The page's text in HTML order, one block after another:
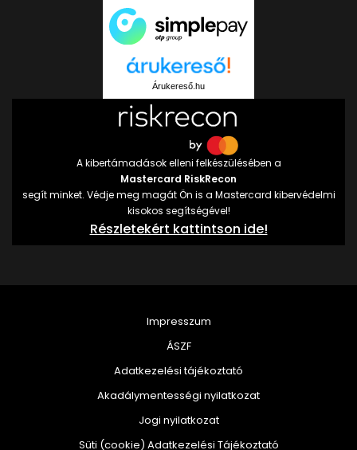
Árukereső.hu
A kibertámadások elleni felkészülésében a
Mastercard RiskRecon
segít minket. Védje meg magát Ön is a Mastercard kibervédelmi
kisokos segítségével!
Részletekért kattintson ide!
Impresszum
ÁSZF
Adatkezelési tájékoztató
Akadálymentességi nyilatkozat
Jogi nyilatkozat
Süti (cookie) Adatkezelési Tájékoztató